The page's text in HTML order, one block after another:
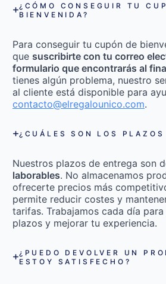
¿CÓMO CONSEGUIR TU
BIENVENIDA?
Para conseguir tu cupón de
que suscribirte con tu correo
formulario que encontrarás al
tienes algún problema, nuestro
al cliente está disponible para
contacto@elregalounico.com.
¿CUÁLES SON LOS PLAZOS
Nuestros plazos de entrega son
laborables. No almacenamos
ofrecerte precios más
permite reducir costes y
tarifas. Trabajamos cada día
plazos y mejorar tu experiencia.
¿PUEDO DEVOLVER UN
ESTOY SATISFECHO?